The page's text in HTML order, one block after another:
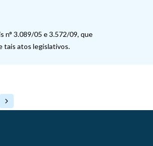
n° 3.089/05 e 3.572/09, que
tais atos legislativos.